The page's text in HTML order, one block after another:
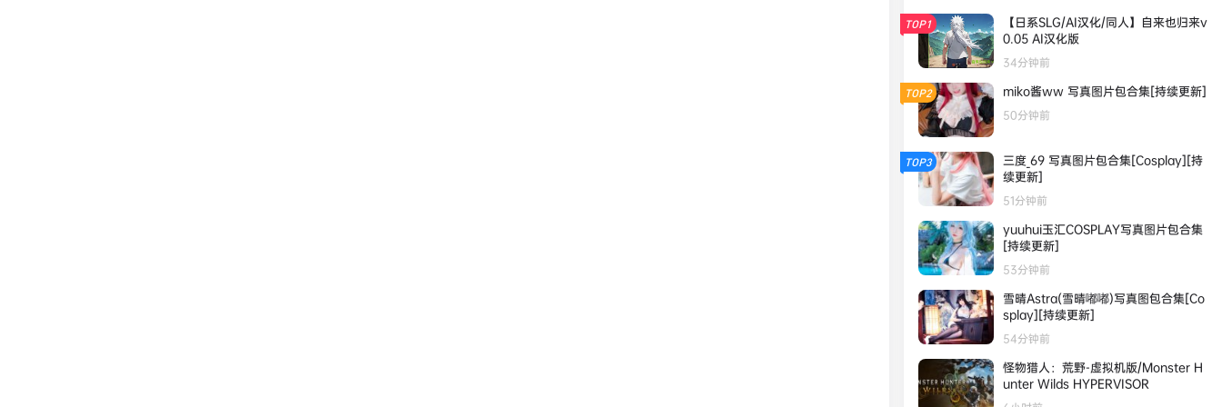
TOP1
【日系SLG/AI汉化/同人】自来也归来v
0.05 AI汉化版
34分钟前
TOP2 miko酱ww 写真图片包合集[持续更新]
50分钟前
TOP3
三度_69 写真图片包合集[Cosplay][持
续更新]
51分钟前
yuuhui玉汇COSPLAY写真图片包合集
[持续更新]
53分钟前
雪晴Astra(雪晴嘟嘟)写真图包合集[Co
splay][持续更新]
54分钟前
怪物猎人：荒野-虚拟机版/Monster H
unter Wilds HYPERVISOR